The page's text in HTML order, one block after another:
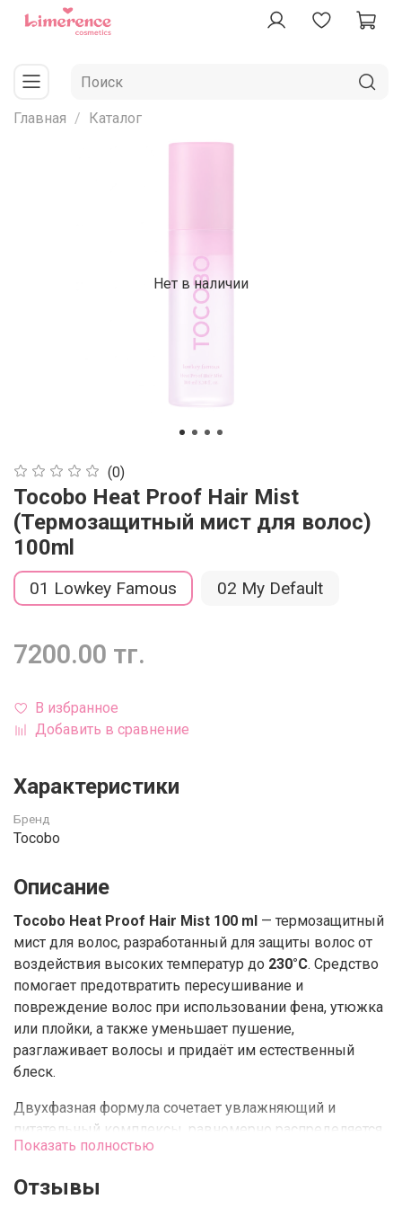
Главная Каталог
Нет в наличии
(0)
Tocobo Heat Proof Hair Mist
(Термозащитный мист для волос)
100ml
01 Lowkey Famous 02 My Default
7200.00 тг.
В избранное
Добавить в сравнение
Характеристики
Бренд
Tocobo
Описание
Tocobo Heat Proof Hair Mist 100 ml — термозащитный
мист для волос, разработанный для защиты волос от
воздействия высоких температур до 230°C. Средство
помогает предотвратить пересушивание и
повреждение волос при использовании фена, утюжка
или плойки, а также уменьшает пушение,
разглаживает волосы и придаёт им естественный
блеск.
Двухфазная формула сочетает увлажняющий и
питательный комплексы, равномерно распределяется
по волосам, не склеивает их и не утяжеляет. Мист
влажных и сухих волосах.
Показать полностью
Отзывы